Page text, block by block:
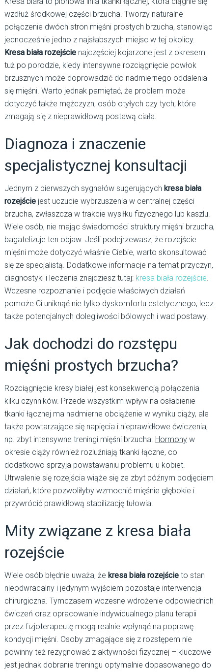
wzdłuż środkowej części brzucha. Tworzy naturalne
połączenie dwóch stron mięśni prostych brzucha, stanowiąc
jednocześnie jedno z najsłabszych miejsc w tej okolicy.
Kresa biała rozejścienajczęściej kojarzone jest z okresem
tuż po porodzie, kiedy intensywne rozciągnięcie powłok
brzusznych może doprowadzić do nadmiernego oddalenia
się mięśni. Warto jednak pamiętać, że problem może
dotyczyć także mężczyzn, osób otyłych czy tych, które
zmagają się z nieprawidłową postawą ciała.
Diagnoza i znaczenie
specjalistycznej konsultacji
Jednym z pierwszych sygnałów sugerujących kresa biała
rozejściejest uczucie wybrzuszenia w centralnej części
brzucha, zwłaszcza w trakcie wysiłku fizycznego lub kaszlu.
Wiele osób, nie mając świadomości struktury mięśni brzucha,
bagatelizuje ten objaw. Jeśli podejrzewasz, że rozejście
mięśni może dotyczyć właśnie Ciebie, warto skonsultować
się ze specjalistą. Dodatkowe informacje na temat przyczyn,
diagnostyki i leczenia znajdziesz tutaj: kresa biała rozejście.
Wczesne rozpoznanie i podjęcie właściwych działań
pomoże Ci uniknąć nie tylko dyskomfortu estetycznego, lecz
także potencjalnych dolegliwości bólowych i wad postawy.
Jak dochodzi do rozstępu
mięśni prostych brzucha?
Rozciągnięcie kresy białej jest konsekwencją połączenia
kilku czynników. Przede wszystkim wpływ na osłabienie
tkanki łącznej ma nadmierne obciążenie w wyniku ciąży, ale
także powtarzające się napięcia i nieprawidłowe ćwiczenia,
np. zbyt intensywne treningi mięśni brzucha. Hormonyw
okresie ciąży również rozluźniają tkanki łączne, co
dodatkowo sprzyja powstawaniu problemu u kobiet.
Utrwalenie się rozejścia wiąże się ze zbyt późnym podjęciem
działań, które pozwoliłyby wzmocnić mięśnie głębokie i
przywrócić prawidłową stabilizację tułowia.
Mity związane z kresa biała
rozejście
Wiele osób błędnie uważa, że kresa biała rozejścieto stan
nieodwracalny i jedynym wyjściem pozostaje interwencja
chirurgiczna. Tymczasem wczesne wdrożenie odpowiednich
ćwiczeń oraz opracowanie indywidualnego planu terapii
przez fizjoterapeutę mogą realnie wpłynąć na poprawę
kondycji mięśni. Osoby zmagające się z rozstępem nie
powinny też rezygnować z aktywności fizycznej – kluczowe
jest jednak dobranie treningu optymalnie dopasowanego do